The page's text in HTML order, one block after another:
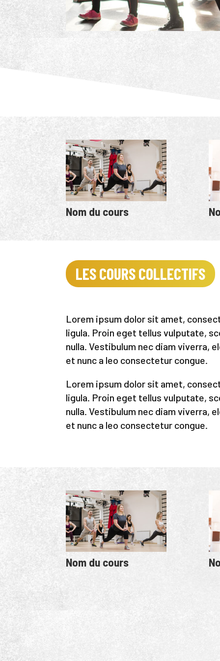
Nom du cours
LES COURS COLLECTIFS
Lorem ipsum dolor sit amet,
ligula. Proin eget tellus vulputate,
nulla. Vestibulum nec diam viverra,
et nunc a leo consectetur congue.
Lorem ipsum dolor sit amet,
ligula. Proin eget tellus vulputate,
nulla. Vestibulum nec diam viverra,
et nunc a leo consectetur congue.
Nom du cours